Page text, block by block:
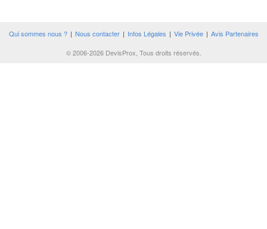
Qui sommes nous ? | Nous contacter | Infos Légales | Vie Privée | Avis Partenaires
© 2006-2026 DevisProx, Tous droits réservés.